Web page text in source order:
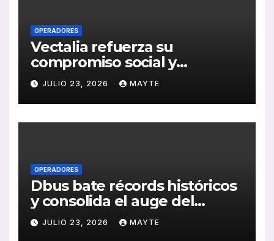
OPERADORES
Vectalia refuerza su
compromiso social y
medioambiental con la
publicación de su Memoria
de RSC 2025
JULIO 23, 2026 MAYTE
OPERADORES
Dbus bate récords históricos
y consolida el auge del
transporte público en San
Sebastián
JULIO 23, 2026 MAYTE